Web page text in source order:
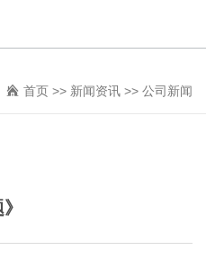
首页 >> 新闻资讯 >> 公司新闻